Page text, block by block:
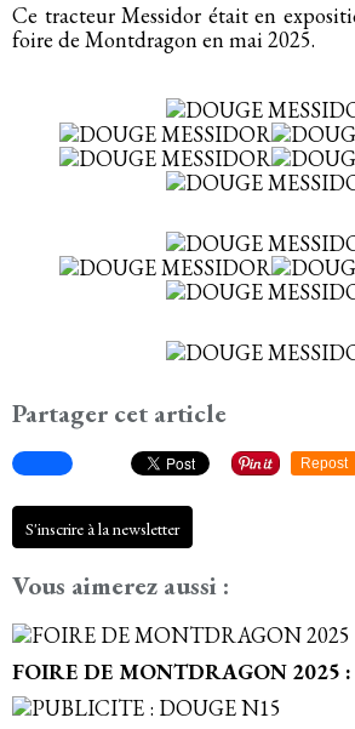
Ce tracteur Messidor était en
foire de Montdragon en mai 2025.
Partager cet article
Repost
S'inscrire à la newsletter
Vous aimerez aussi :
FOIRE DE MONTDRAGON 2025